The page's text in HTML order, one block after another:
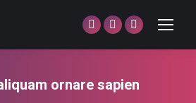
Facebook
page
in
Twitter
page
in
Dribbble
page
in
ornare sapien